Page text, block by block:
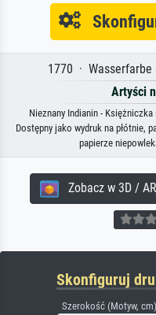
1770 ·
Artyści
Nieznany Indianin - Księżniczka
Dostępny jako wydruk na płótnie,
papierze
Zobacz w 3D / AR
Skonfiguruj
Szerokość (Motyw, cm)